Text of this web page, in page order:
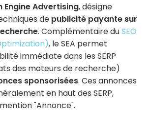
Engine Advertising, désigne
de publicité payante sur
. Complémentaire duSEO
, le SEA permet
immédiate dans les SERP
des moteurs de recherche)
sponsorisées. Ces annonces
en haut des SERP,
"Annonce".